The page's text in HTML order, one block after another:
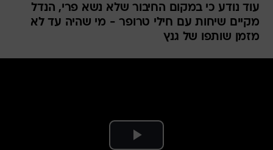
עוד נודע כי במקום החיבור שלא נשא פרי, הנדל
מקיים שיחות עם חילי טרופר - מי שהיה עד לא
מזמן שותפו של גנץ